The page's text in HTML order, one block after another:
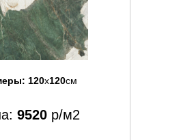
120x120см
9520 р/м2